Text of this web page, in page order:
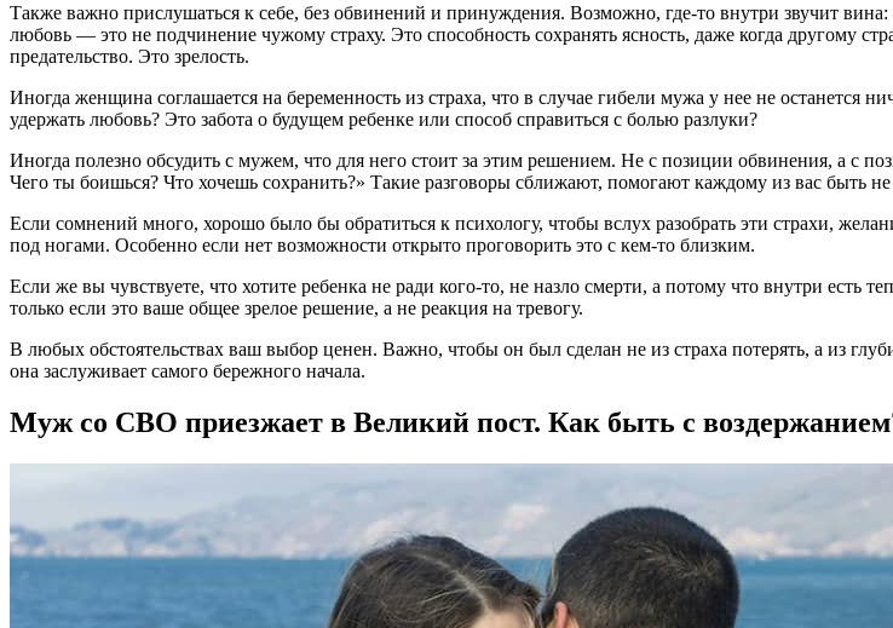
Также важно прислушаться к себе, без обвинений и принуждения. Возможно, где-то внутри звучит
любовь — это не подчинение чужому страху. Это способность сохранять ясность, даже когда другому
предательство. Это зрелость.
Иногда женщина соглашается на беременность из страха, что в случае гибели мужа у нее не останется
удержать любовь? Это забота о будущем ребенке или способ справиться с болью разлуки?
Иногда полезно обсудить с мужем, что для него стоит за этим решением. Не с позиции обвинения, а с
Чего ты боишься? Что хочешь сохранить?» Такие разговоры сближают, помогают каждому из вас быть
Если сомнений много, хорошо было бы обратиться к психологу, чтобы вслух разобрать эти страхи,
под ногами. Особенно если нет возможности открыто проговорить это с кем-то близким.
Если же вы чувствуете, что хотите ребенка не ради кого-то, не назло смерти, а потому что внутри есть
только если это ваше общее зрелое решение, а не реакция на тревогу.
В любых обстоятельствах ваш выбор ценен. Важно, чтобы он был сделан не из страха потерять, а из
она заслуживает самого бережного начала.
Муж со СВО приезжает в Великий пост. Как быть с